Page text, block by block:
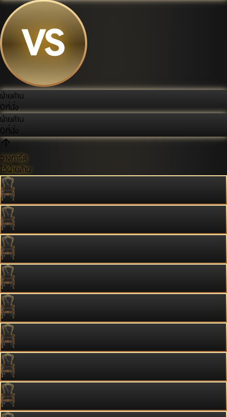
ฝ่ายค้าน
0ที่นั่ง
ฝ่ายค้าน
0ที่นั่ง
วางการ์ด
ไว้ฝ่ายค้าน